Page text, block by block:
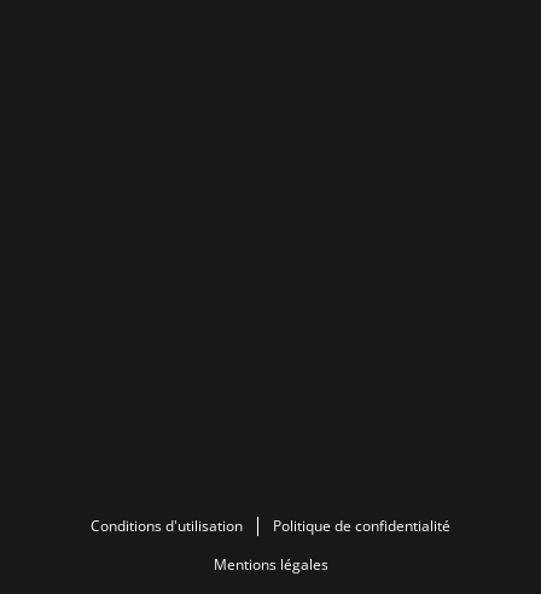
Conditions d'utilisation
Politique de confidentialité
Mentions légales